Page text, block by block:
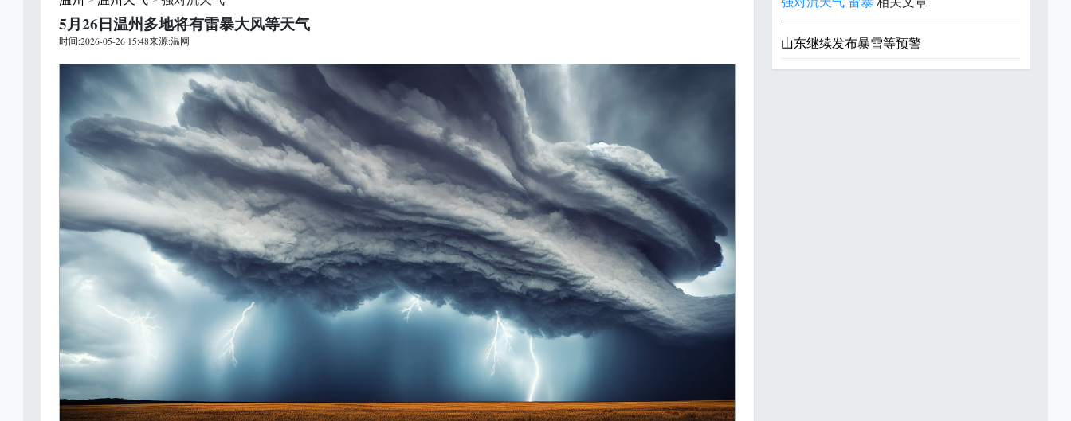
5月26日温州多地将有雷暴大风等天气
时间:2026-05-26 15:48来源:温网 山东继续发布暴雪等预警